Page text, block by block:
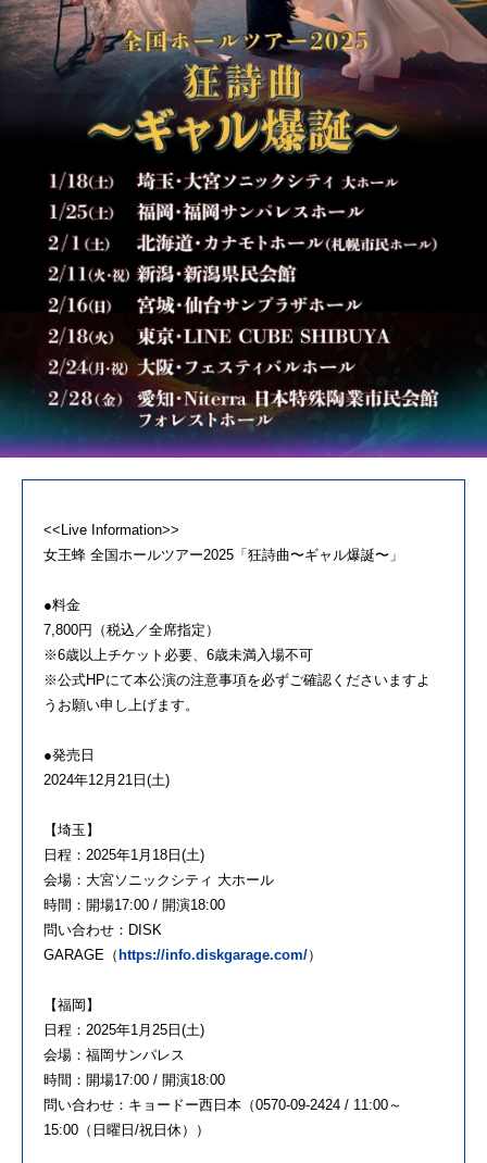
<<Live Information>>
女王蜂 全国ホールツアー2025「狂詩曲〜ギャル爆誕〜」
●料金
7,800円（税込／全席指定）
※6歳以上チケット必要、6歳未満入場不可
※公式HPにて本公演の注意事項を必ずご確認くださいますよ
うお願い申し上げます。
●発売日
2024年12月21日(土)
【埼玉】
日程：2025年1月18日(土)
会場：大宮ソニックシティ 大ホール
時間：開場17:00 / 開演18:00
問い合わせ：DISK
GARAGE（ https://info.diskgarage.com/）
【福岡】
日程：2025年1月25日(土)
会場：福岡サンパレス
時間：開場17:00 / 開演18:00
問い合わせ：キョードー西日本（0570-09-2424 / 11:00～
15:00（日曜日/祝日休））